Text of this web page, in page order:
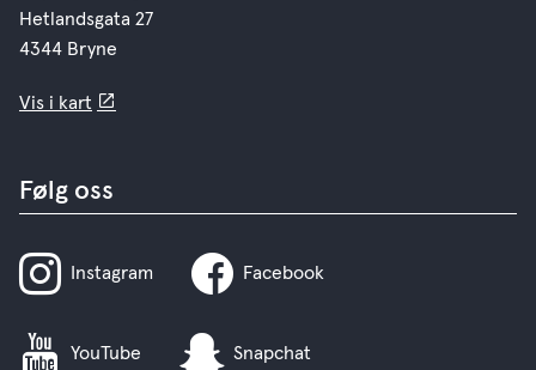
Hetlandsgata 27
4344 Bryne
Vis i kart
Følg oss
Instagram Facebook
YouTube Snapchat